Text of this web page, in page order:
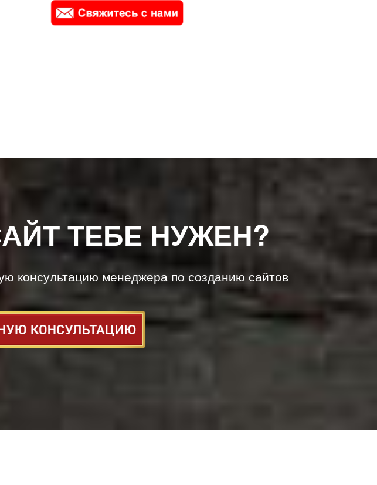
ТЕБЕ НУЖЕН?
консультацию менеджера по созданию сайтов